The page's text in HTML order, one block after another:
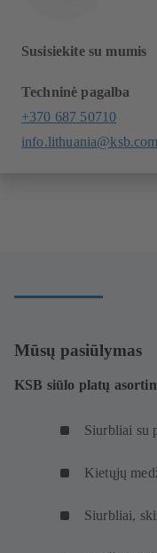
Susisiekite su mumis
Techninė pagalba
+370 687 50710
info.lithuania@ksb.com
Mūsų pasiūlymas
KSB siūlo platų
Siurbliai su
Kietųjų
Siurbliai,